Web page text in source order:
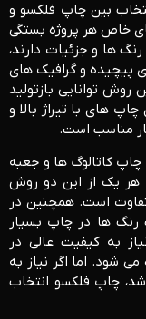
بین چاپ فلکسو و
خاص هر پروژه بستگی
رنگ‌ ها و جزئیات دارند،
پیچیده و گرافیک ‌های
توانایی بازتولید
‌های با تیراژ بالا و
مناسب است.
کاتالوگ ‌ها و جعبه‌
هر یک از این دو روش
است. همچنین در
رنگ ‌ها در چاپ بسیار
به کیفیت عالی در
‌شود. اما اگر نیاز به
چاپ فلکسو انتخاب